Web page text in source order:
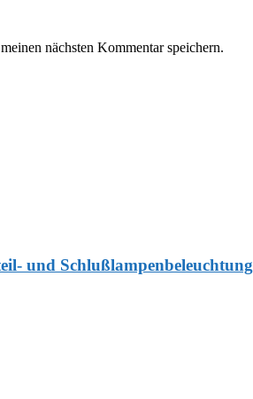
nächsten Kommentar speichern.
und Schlußlampenbeleuchtung